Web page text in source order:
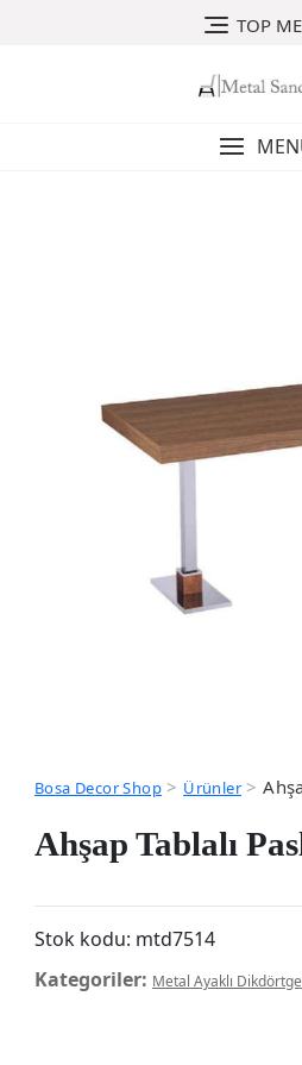
TOP
Bosa Decor Shop> Ürünler>
Ahşap Tablalı
Stok kodu: mtd7514
Kategoriler: Metal Ayaklı